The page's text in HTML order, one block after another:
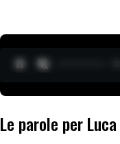
Le parole per